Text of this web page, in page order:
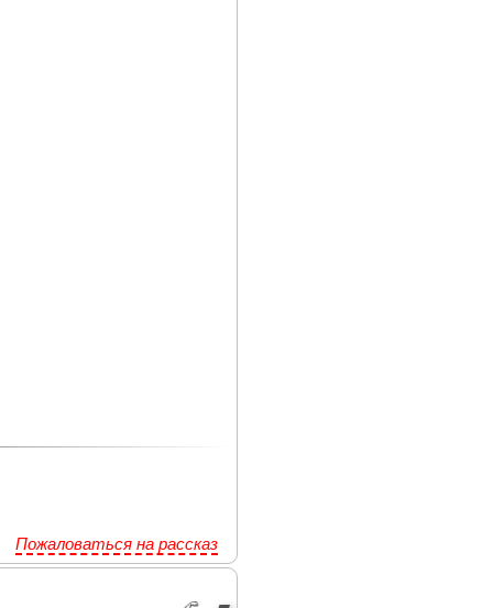
Пожаловаться на рассказ